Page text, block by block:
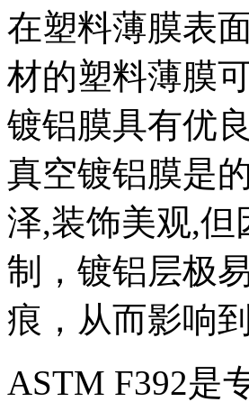
在塑料薄膜表
材的塑料薄膜
镀铝膜具有优
真空镀铝膜是
泽,装饰美观,
制，镀铝层极
痕，从而影响
ASTM F392是